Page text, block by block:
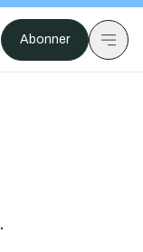
Abonner